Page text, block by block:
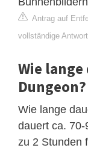
Antrag auf
vollständige
Wie
Dungeon?
Wie lange
dauert ca.
zu 2 Stunden